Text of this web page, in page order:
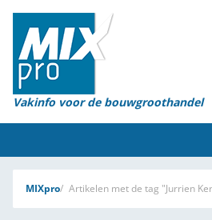
Vakinfo voor de bouwgroothandel
Home
Magazines
Organisaties
Marktcijfers
MIXpro Artikelen met de tag "Jurrien